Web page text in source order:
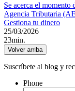
Se acerca el
Agencia Tributaria
Gestiona tu dinero
25/03/2026
23min.
Volver arriba
Suscríbete al blog y
Phone